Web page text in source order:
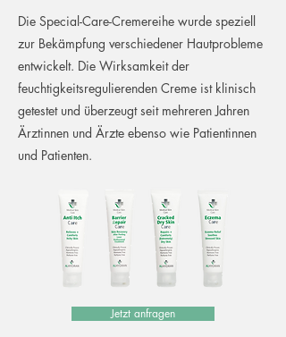
Die Special-Care-Cremereihe wurde speziell
zur Bekämpfung verschiedener Hautprobleme
entwickelt. Die Wirksamkeit der
feuchtigkeitsregulierenden Creme ist klinisch
getestet und überzeugt seit mehreren Jahren
Ärztinnen und Ärzte ebenso wie Patientinnen
und Patienten.
Jetzt anfragen